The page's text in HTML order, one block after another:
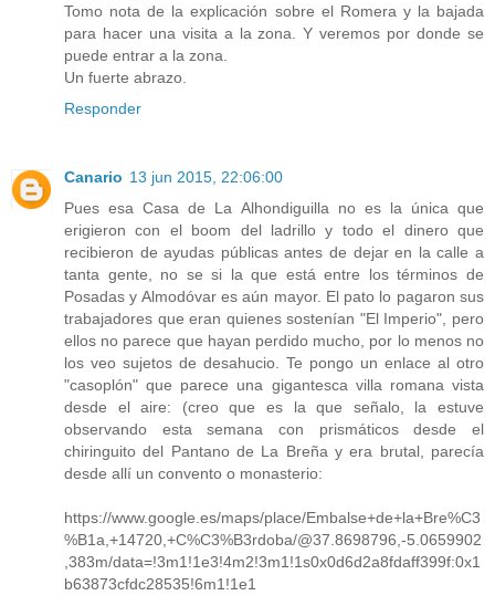
Tomo nota de la explicación sobre el Romera y la bajada
para hacer una visita a la zona. Y veremos por donde se
puede entrar a la zona.
Un fuerte abrazo.
Responder
Canario 13 jun 2015, 22:06:00
Pues esa Casa de La Alhondiguilla no es la única que
erigieron con el boom del ladrillo y todo el dinero que
recibieron de ayudas públicas antes de dejar en la calle a
tanta gente, no se si la que está entre los términos de
Posadas y Almodóvar es aún mayor. El pato lo pagaron sus
trabajadores que eran quienes sostenían "El Imperio", pero
ellos no parece que hayan perdido mucho, por lo menos no
los veo sujetos de desahucio. Te pongo un enlace al otro
"casoplón" que parece una gigantesca villa romana vista
desde el aire: (creo que es la que señalo, la estuve
observando esta semana con prismáticos desde el
chiringuito del Pantano de La Breña y era brutal, parecía
desde allí un convento o monasterio:
https://www.google.es/maps/place/Embalse+de+la+Bre%C3
%B1a,+14720,+C%C3%B3rdoba/@37.8698796,-5.0659902
,383m/data=!3m1!1e3!4m2!3m1!1s0x0d6d2a8fdaff399f:0x1
b63873cfdc28535!6m1!1e1